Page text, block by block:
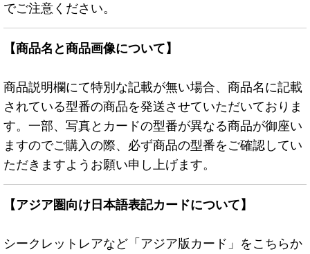
でご注意ください。
【商品名と商品画像について】
商品説明欄にて特別な記載が無い場合、商品名に記載
されている型番の商品を発送させていただいておりま
す。一部、写真とカードの型番が異なる商品が御座い
ますのでご購入の際、必ず商品の型番をご確認してい
ただきますようお願い申し上げます。
【アジア圏向け日本語表記カードについて】
シークレットレアなど「アジア版カード」をこちらか